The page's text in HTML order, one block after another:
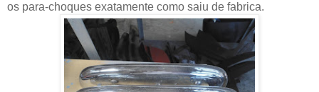
os para-choques exatamente como saiu de fabrica.